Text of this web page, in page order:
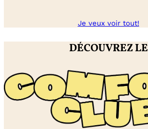
Je veux voir tout!
DÉCOUVREZ LE